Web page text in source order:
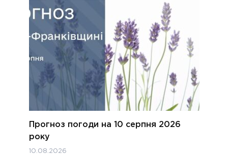
Прогноз погоди на 10 серпня 2026
року
10.08.2026